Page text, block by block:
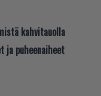
kahvitauolla
ja puheenaiheet